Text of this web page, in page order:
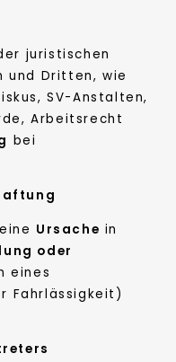
juristischen
und Dritten, wie
SV-Anstalten,
Arbeitsrecht
bei
Ursache in
oder
eines
Fahrlässigkeit)